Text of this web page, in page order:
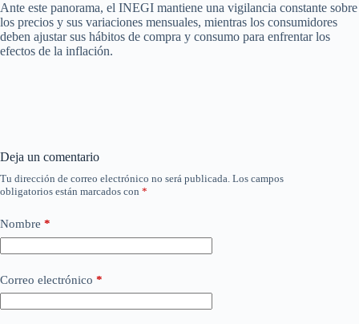
Ante este panorama, el INEGI mantiene una vigilancia constante sobre
los precios y sus variaciones mensuales, mientras los consumidores
deben ajustar sus hábitos de compra y consumo para enfrentar los
efectos de la inflación.
Deja un comentario
Tu dirección de correo electrónico no será publicada. Los campos
obligatorios están marcados con *
Nombre *
Correo electrónico *